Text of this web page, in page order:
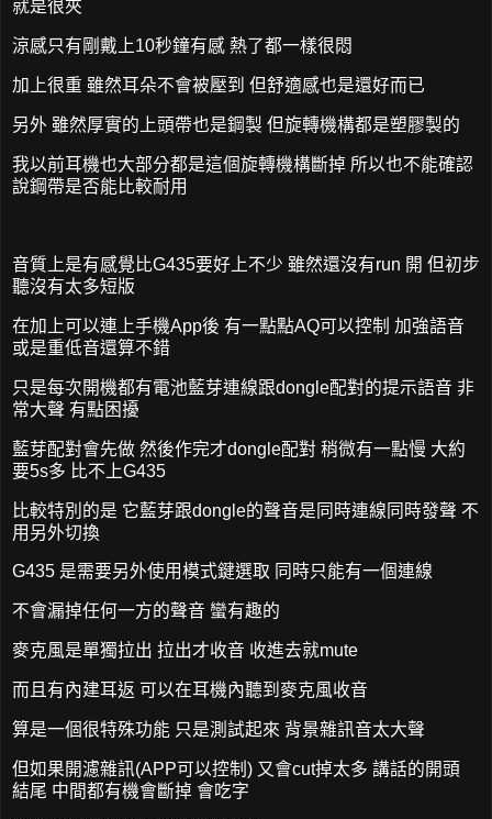
就是很夾
涼感只有剛戴上10秒鐘有感 熱了都一樣很悶
加上很重 雖然耳朵不會被壓到 但舒適感也是還好而已
另外 雖然厚實的上頭帶也是鋼製 但旋轉機構都是塑膠製的
我以前耳機也大部分都是這個旋轉機構斷掉 所以也不能確認
說鋼帶是否能比較耐用
音質上是有感覺比G435要好上不少 雖然還沒有run 開 但初步
聽沒有太多短版
在加上可以連上手機App後 有一點點AQ可以控制 加強語音
或是重低音還算不錯
只是每次開機都有電池藍芽連線跟dongle配對的提示語音 非
常大聲 有點困擾
藍芽配對會先做 然後作完才dongle配對 稍微有一點慢 大約
要5s多 比不上G435
比較特別的是 它藍芽跟dongle的聲音是同時連線同時發聲 不
用另外切換
G435 是需要另外使用模式鍵選取 同時只能有一個連線
不會漏掉任何一方的聲音 蠻有趣的
麥克風是單獨拉出 拉出才收音 收進去就mute
而且有內建耳返 可以在耳機內聽到麥克風收音
算是一個很特殊功能 只是測試起來 背景雜訊音太大聲
但如果開濾雜訊(APP可以控制) 又會cut掉太多 講話的開頭
結尾 中間都有機會斷掉 會吃字